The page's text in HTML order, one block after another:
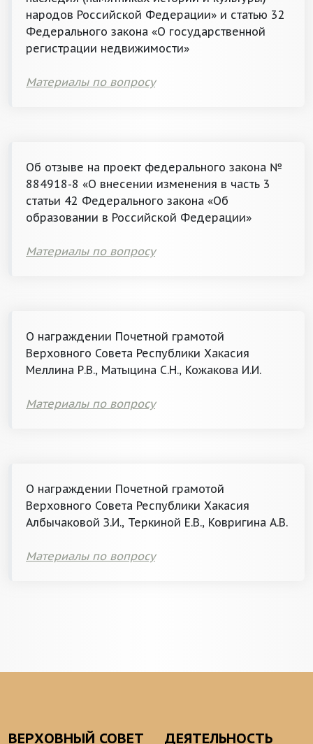
народов Российской Федерации» и статью 32
Федерального закона «О государственной
регистрации недвижимости»
Материалы по вопросу
Об отзыве на проект федерального закона №
884918-8 «О внесении изменения в часть 3
статьи 42 Федерального закона «Об
образовании в Российской Федерации»
Материалы по вопросу
О награждении Почетной грамотой
Верховного Совета Республики Хакасия
Меллина Р.В., Матыцина С.Н., Кожакова И.И.
Материалы по вопросу
О награждении Почетной грамотой
Верховного Совета Республики Хакасия
Албычаковой З.И., Теркиной Е.В., Ковригина А.В.
Материалы по вопросу
ВЕРХОВНЫЙ СОВЕТ
ДЕЯТЕЛЬНОСТЬ